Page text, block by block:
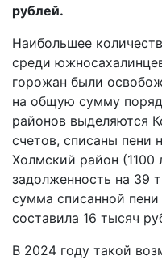
рублей.
Наибольшее
среди
горожан были
на общую сумму
районов выделяются
счетов, списаны пени
Холмский район (1100
задолженность на 39
сумма списанной пени
составила 16 тысяч
В 2024 году такой